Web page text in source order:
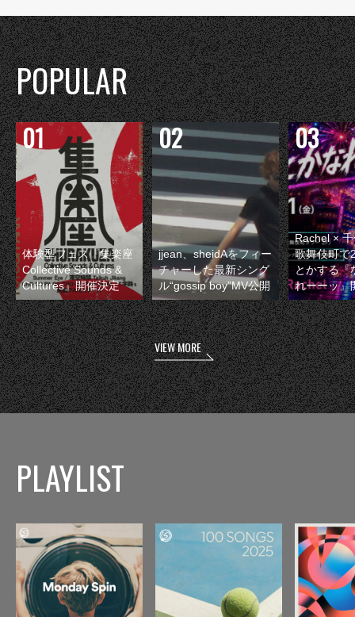
POPULAR
体験型フェス『集楽座
Collective Sounds &
Cultures』開催決定
jjean、sheidAをフィー
チャーした最新シング
ル“gossip boy”MV公開
Rachel ×
歌舞伎町で
とかする『
れーーッ』
VIEW MORE
PLAYLIST